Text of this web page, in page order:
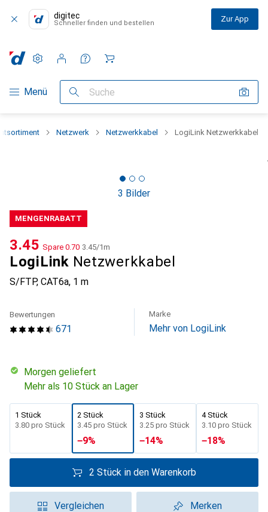
digitec
Schneller finden und bestellen Zur App
Navigation nach Kategorien
Menü Suche
Einstellungen
Kundenkonto
Vergleichslisten
Merklisten
Warenkorb
Netzwerk Netzwerkkabel LogiLink Netzwerkkabel
3 Bilder
MENGENRABATT
LogiLink Netzwerkkabel
S/FTP, CAT6a, 1 m
CHF
3.45 Spare CHF
0.70 CHF
3.45/1m
671
Bewertungen Marke
Mehr von LogiLink
morgen geliefert
Mehr als 10 Stück an Lager
1 Stück
CHF
3.80 pro Stück
2 Stück
CHF
3.45 pro Stück
−9%
3 Stück
CHF
3.25 pro Stück
−14%
4 Stück
CHF
3.10 pro Stück
−18%
2 Stück in den Warenkorb
Vergleichen Merken